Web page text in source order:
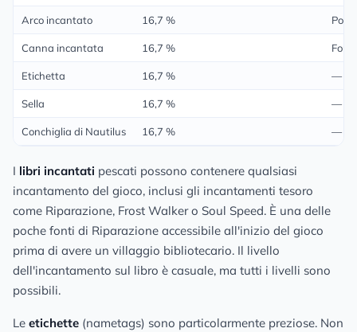
Arco incantato 16,7 %
Canna incantata 16,7 %
Etichetta 16,7 % —
Sella 16,7 % —
Conchiglia di Nautilus 16,7 % —
I libri incantati pescati possono contenere qualsiasi
incantamento del gioco, inclusi gli incantamenti tesoro
come Riparazione, Frost Walker o Soul Speed. È una delle
poche fonti di Riparazione accessibile all'inizio del gioco
prima di avere un villaggio bibliotecario. Il livello
dell'incantamento sul libro è casuale, ma tutti i livelli sono
possibili.
Le etichette (nametags) sono particolarmente preziose. Non